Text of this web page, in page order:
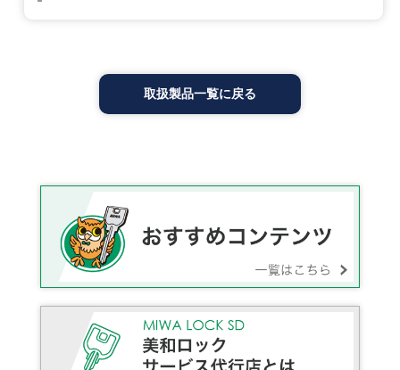
取扱製品一覧に戻る